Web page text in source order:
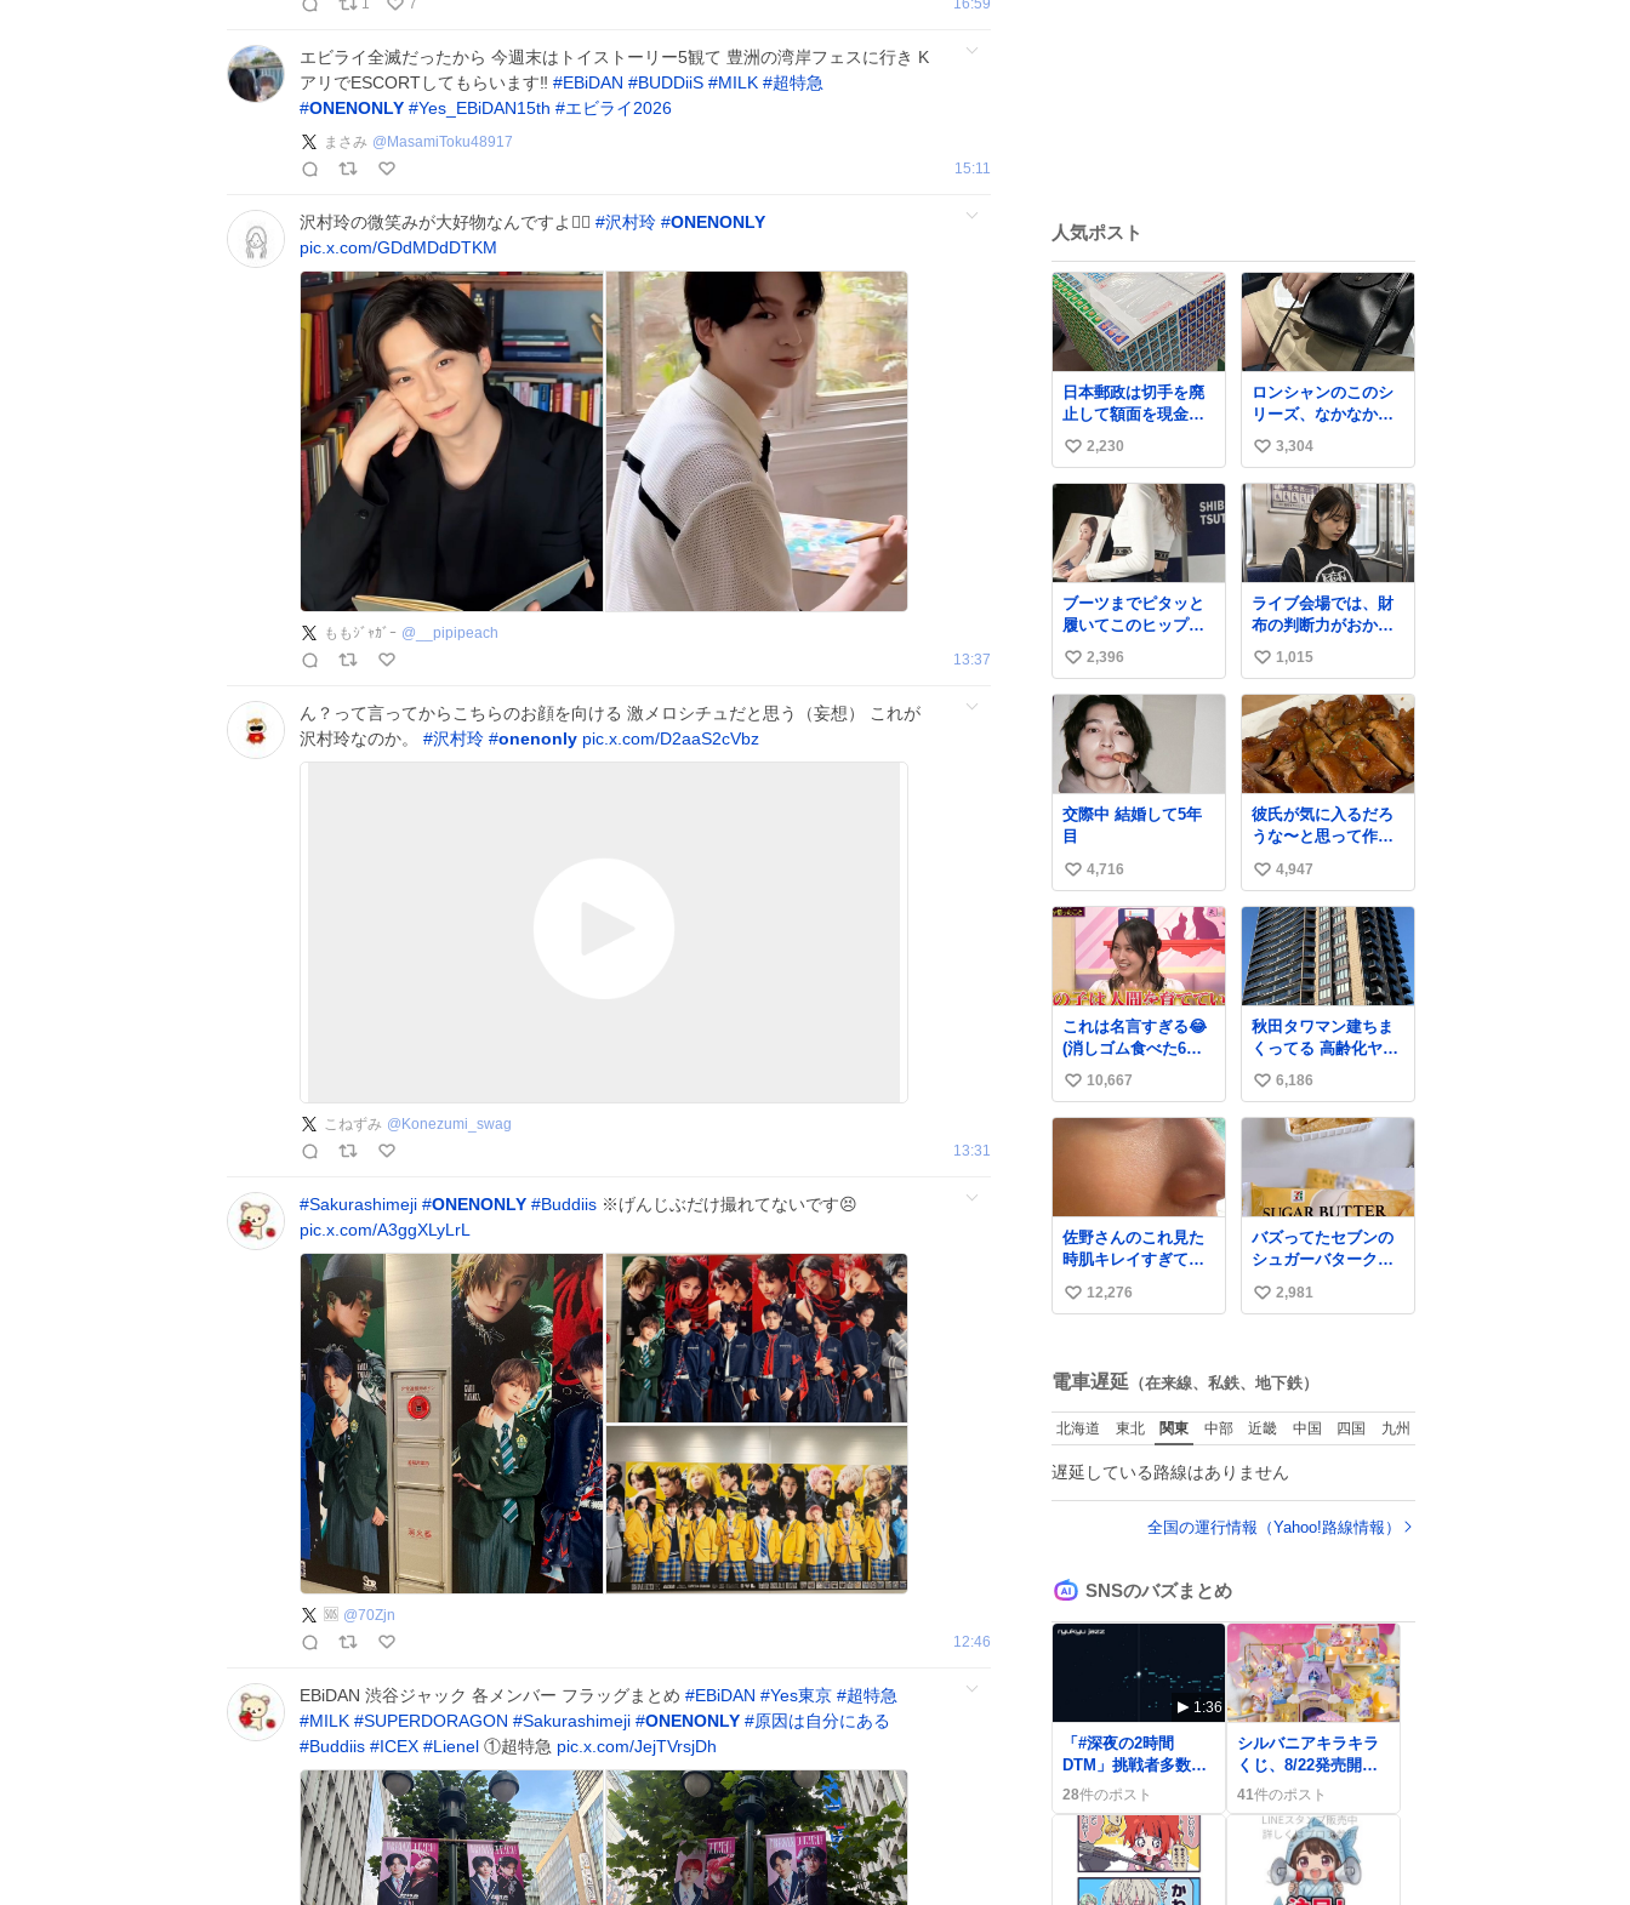
エビライ全滅だったから 今週末はトイストーリー5観て 豊洲の湾岸フェスに行き K
アリでESCORTしてもらいます‼️ #EBiDAN #BUDDiiS #MILK #超特急
#ONENONLY #Yes_EBiDAN15th #エビライ2026
まさみ @ MasamiToku48917
15:11
沢村玲の微笑みが大好物なんですよ👈🏻 #沢村玲 #ONENONLY
pic.x.com/GDdMDdDTKM
ももｼﾞｬｶﾞｰ @ __pipipeach
13:37
ん？って言ってからこちらのお顔を向ける 激メロシチュだと思う（妄想） これが
沢村玲なのか。 #沢村玲 #onenonly pic.x.com/D2aaS2cVbz
こねずみ @ Konezumi_swag
13:31
#Sakurashimeji #ONENONLY #Buddiis ※げんじぶだけ撮れてないです😣
pic.x.com/A3ggXLyLrL
🆘 @70Zjn
12:46
EBiDAN 渋谷ジャック 各メンバー フラッグまとめ #EBiDAN #Yes東京 #超特急
#MILK #SUPERDORAGON #Sakurashimeji #ONENONLY #原因は自分にある
#Buddiis #ICEX #Lienel ①超特急 pic.x.com/JejTVrsjDh
人気ポスト
日本郵政は切手を廃
止して額面を現金で
払い戻せ2026 #日本
郵政
@JapanPostHD_PR
い
い
ね
数
2,230
ロンシャンのこのシ
リーズ、なかなか安
くならないのにセー
ル価格になってる🖤
✨レザーなのが反則
級にかわいい。持っ
てるだけでコーデが
格上げされる。
い
い
ね
数
3,304
ブーツまでピタッと
履いてこのヒップラ
イン…強すぎる。
い
い
ね
数
2,396
ライブ会場では、財
布の判断力がおかし
くなる。
い
い
ね
数
1,015
交際中 結婚して5年
目
い
い
ね
数
4,716
彼氏が気に入るだろ
うな〜と思って作っ
たら想像の何倍も美
味しい美味しい言っ
てくれて嬉しい
い
い
ね
数
4,947
これは名言すぎる😂
(消しゴム食べた6歳
の弟を思い出しなが
ら)
い
い
10,667
秋田タワマン建ちま
くってる 高齢化ヤバ
すぎて駅前にコンパ
クトシティつくって
高齢者を住ませる考
えらしい 病院も全部
い
い
ね
6,186
佐野さんのこれ見た
時肌キレイすぎてび
っくりしたし、やは
りアイドルって体型･
い
数
12,276
バズってたセブンの
シュガーバタークレ
ープうますぎて
7NOWで買い溜め🛒
い
数
2,981
電車遅延 （在来線、私鉄、地下鉄）
北海道 東北 関東 中部 近畿 中国 四国 九州
遅延している路線はありません
全国の運行情報（Yahoo!路線情報）
SNSのバズまとめ
1:36
「#深夜の2時間
DTM」挑戦者多数、
琉球音階で多彩な楽
曲が続々披露
28件のポスト
シルバニアキラキラ
くじ、8/22発売開始
でファン歓喜「やば
い」全店争奪戦が熱
41件のポスト